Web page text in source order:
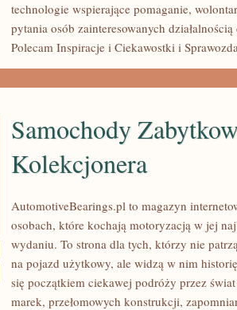
technologie wspierające pomaganie,
pytania osób zainteresowanych
Polecam Inspiracje i Ciekawostki i
SAMOCHODY
ZABYTKOWE
Samochody
Kolekcjonera
AutomotiveBearings.pl to magazyn
osobach, które kochają motoryzacją w jej
wydaniu. To strona dla tych, którzy nie
na pojazd użytkowy, ale widzą w nim
się początkiem ciekawej podróży przez
marek, przełomowych konstrukcji,